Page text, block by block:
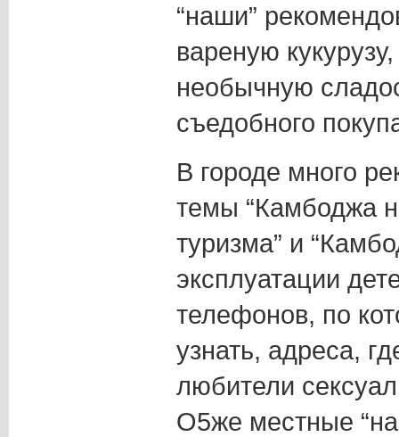
“наши”
вареную
необычную
съедобного
В городе много
темы “Камбоджа
туризма” и
эксплуатации
телефонов, по
узнать, адреса,
любители
О5же местные